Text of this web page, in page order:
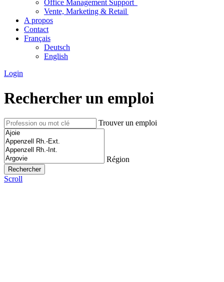
Office Management Support
Vente, Marketing & Retail
A propos
Contact
Français
Deutsch
English
Login
Rechercher un emploi
Trouver un emploi
Région
Scroll